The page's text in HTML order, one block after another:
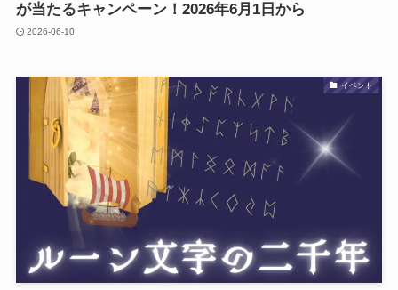
が当たるキャンペーン！2026年6月1日から
2026-06-10
イベント